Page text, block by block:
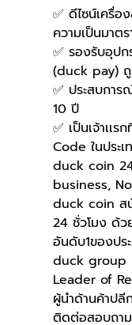
✅ ดีไซน์เครื่
ความเป็นมาต
✅ รองรับอุป
(duck pay)
✅ ประสบการ
10 ปี
✅ เป็นเจ้าเเ
Code ในประเ
duck coin
business,
duck coin ส
24 ชั่วโมง ด้ว
อันดับ1ของปร
duck group
Leader of
ผู้นำด้านค้าปลี
ติดต่อสอบถา